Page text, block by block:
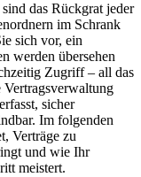
das Rückgrat jeder
im Schrank
sich vor, ein
werden übersehen
Zugriff – all das
sicher
Im folgenden
Verträge zu
und wie Ihr
meistert.